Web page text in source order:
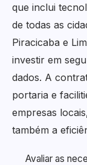
que inclui
de todas as
Piracicaba e
investir em
dados. A
portaria e
empresas
também a
Avaliar as